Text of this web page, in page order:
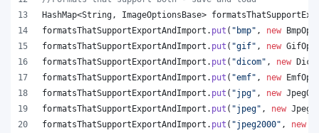
HashMap<String , ImageOptionsBase>
formatsThatSupportExportAndImport . put ( "bmp" , new
formatsThatSupportExportAndImport . put ( "gif" , new
formatsThatSupportExportAndImport . put ( "dicom" , new
formatsThatSupportExportAndImport . put ( "emf" , new
formatsThatSupportExportAndImport . put ( "jpg" , new
formatsThatSupportExportAndImport . put ( "jpeg" , new
formatsThatSupportExportAndImport . put ( "jpeg2000" , new